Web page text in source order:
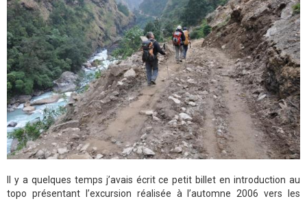
Il y a quelques temps j’avais écrit ce petit billet en introduction au
topo présentant l’excursion réalisée à l’automne 2006 vers les